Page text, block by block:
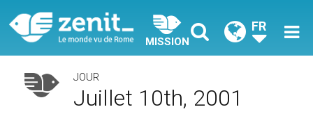
MISSION
FR
JOUR
Juillet 10th, 2001